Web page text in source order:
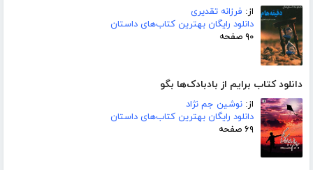
از: فرزانه تقدیری
دانلود رایگان بهترین کتاب‌های داستان
۹۰ صفحه
دانلود کتاب برایم از بادبادک‌ها بگو
از: نوشین جم نژاد
دانلود رایگان بهترین کتاب‌های داستان
۶۹ صفحه